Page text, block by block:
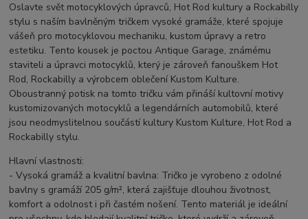
Oslavte svět motocyklových úpravců, Hot Rod kultury a Rockabilly
stylu s naším bavlněným tričkem vysoké gramáže, které spojuje
vášeň pro motocyklovou mechaniku, kustom úpravy a retro
estetiku. Tento kousek je poctou Antique Garage, známému
staviteli a úpravci motocyklů, který je zároveň fanouškem Hot
Rod, Rockabilly a výrobcem oblečení Kustom Kulture.
Oboustranný potisk na tomto tričku vám přináší kultovní motivy
kustomizovaných motocyklů a legendárních automobilů, které
jsou neodmyslitelnou součástí kultury Kustom Kulture, Hot Rod a
Rockabilly stylu.
Hlavní vlastnosti:
- Vysoká gramáž a kvalitní bavlna: Tričko je vyrobeno z odolné
bavlny s gramáží 205 g/m², která zajišťuje dlouhou životnost,
komfort a odolnost i při častém nošení. Tento materiál je ideální